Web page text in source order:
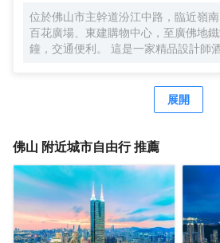
泰式按摩SPA，5樓健身會所，配套完
商務接待、會務服務所有需求，彰顯現
性化魅力。
位於佛山市主幹道汾江中路，臨近嶺南
百花廣場、東建購物中心，至廣佛地
鐘，交通便利。 這是一家精品設計師
題房型，讓你領略時尚、炫酷的全新
積（35m²-38m²），配有39”飛利浦
iphone、ipad和筆記本，並且支持與
展開
佛山 附近城市自由行 推薦